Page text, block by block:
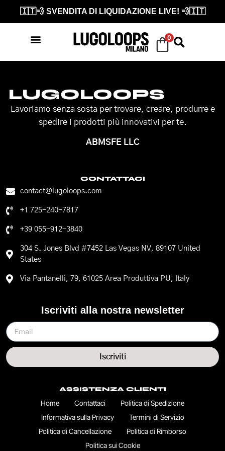
🇮🇹💨 SVENDITA DI LIQUIDAZIONE LIVE! 💨🇮🇹
0
LUGOLOOPS
Lavoriamo senza sosta per trovare, creare, produrre e
spedire i prodotti più innovativi per te.
ABMSFE LLC
CONTATTACI
contact@lugoloops.com
+1 725-240-7817
+39 055-912-3840
304 S. Jones Blvd #7452 Las Vegas NV, 89107 United
States
Via Pantanelli, 79, 61025 Area Produttiva PU, Italy
ASSISTENZA CLIENTI
Home Contattaci
Politica di Spedizione
Informativa sulla Privacy
Termini di Servizio
Politica di Cancellazione
Politica di Rimborso
Politica sui Cookie
Iscriviti alla nostra newsletter
Iscriviti